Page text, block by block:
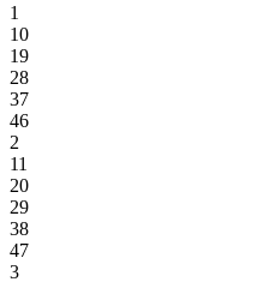
1
10
19
28
37
46
2
11
20
29
38
47
3